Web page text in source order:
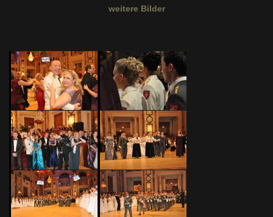
weitere Bilder